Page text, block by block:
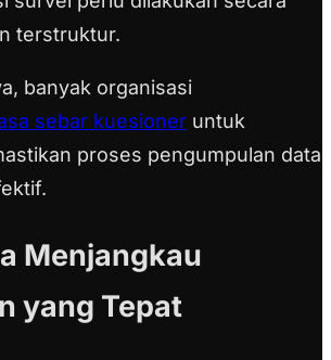
terstruktur.
banyak organisasi
sebar kuesioner untuk
proses pengumpulan data
Menjangkau
yang Tepat